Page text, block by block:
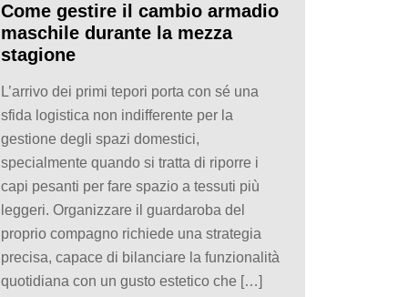
Come gestire il cambio armadio
maschile durante la mezza
stagione
L’arrivo dei primi tepori porta con sé una
sfida logistica non indifferente per la
gestione degli spazi domestici,
specialmente quando si tratta di riporre i
capi pesanti per fare spazio a tessuti più
leggeri. Organizzare il guardaroba del
proprio compagno richiede una strategia
precisa, capace di bilanciare la funzionalità
quotidiana con un gusto estetico che […]